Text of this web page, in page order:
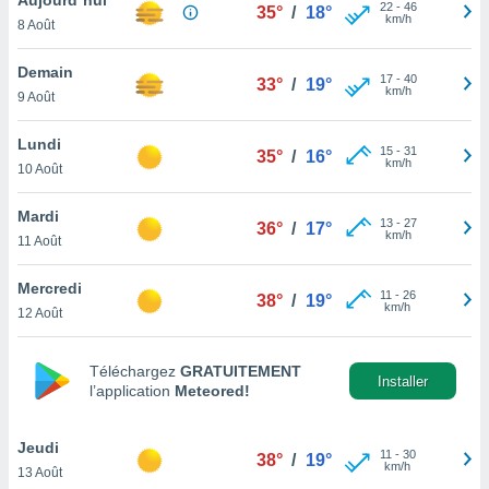
et
»,
au
vous
qu'ils
ou
le
ainsi
un
la
du
8 Août
35° / 18° 22- 46
km/h
Demain
9 Août
33° / 19° 17- 40
km/h
Lundi
10 Août
35° / 16° 15- 31
km/h
Mardi
11 Août
36° / 17° 13- 27
km/h
Mercredi
12 Août
38° / 19° 11 - 26
km/h
Téléchargez GRATUITEMENT
l’application Meteored!
Installer
Jeudi
13 Août
38° / 19° 11 - 30
km/h